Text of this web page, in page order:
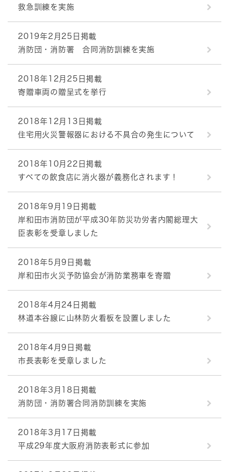
救急訓練を実施
2019年2月25日掲載
消防団・消防署 合同消防訓練を実施
2018年12月25日掲載
寄贈車両の贈呈式を挙行
2018年12月13日掲載
住宅用火災警報器における不具合の発生について
2018年10月22日掲載
すべての飲食店に消火器が義務化されます！
2018年9月19日掲載
岸和田市消防団が平成30年防災功労者内閣総理大
臣表彰を受章しました
2018年5月9日掲載
岸和田市火災予防協会が消防業務車を寄贈
2018年4月24日掲載
林道本谷線に山林防火看板を設置しました
2018年4月9日掲載
市長表彰を受章しました
2018年3月18日掲載
消防団・消防署合同消防訓練を実施
2018年3月17日掲載
平成29年度大阪府消防表彰式に参加